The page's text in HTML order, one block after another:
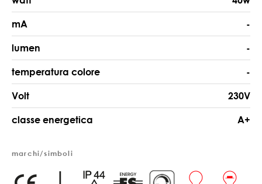
mA -
lumen -
temperatura colore -
Volt 230V
classe energetica A+
marchi/simboli